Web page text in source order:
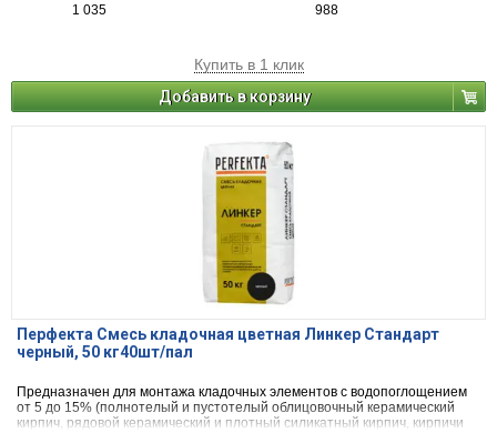
1 035 988
Купить в 1 клик
Добавить в корзину
Перфекта Смесь кладочная цветная Линкер Стандарт
черный, 50 кг40шт/пал
Предназначен для монтажа кладочных элементов с водопоглощением
от 5 до 15% (полнотелый и пустотелый облицовочный керамический
кирпич, рядовой керамический и плотный силикатный кирпич, кирпичи